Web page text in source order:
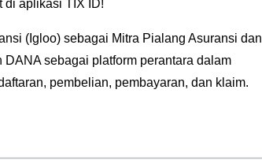
di aplikasi TIX ID!
(Igloo) sebagai Mitra Pialang Asuransi dan
sebagai platform perantara dalam
pembelian, pembayaran, dan klaim.